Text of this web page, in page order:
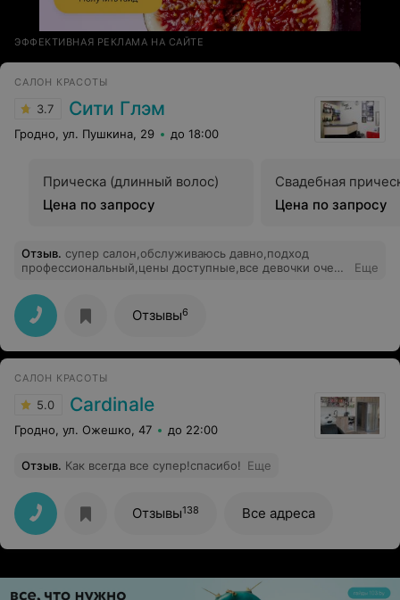
ЭФФЕКТИВНАЯ РЕКЛАМА НА САЙТЕ
САЛОН КРАСОТЫ
3.7 Сити Глэм
Гродно, ул. Пушкина, 29 до 18:00
Прическа (длинный волос)
Цена по запросу
Свадебная
Цена по запросу
Отзыв. супер салон,обслуживаюсь давно,подход
профессиональный,цены доступные,все девочки очень
Еще
Отзывы6
САЛОН КРАСОТЫ
5.0 Cardinale
Гродно, ул. Ожешко, 47 до 22:00
Отзыв. Как всегда все супер!спасибо! Еще
Отзывы138 Все адреса